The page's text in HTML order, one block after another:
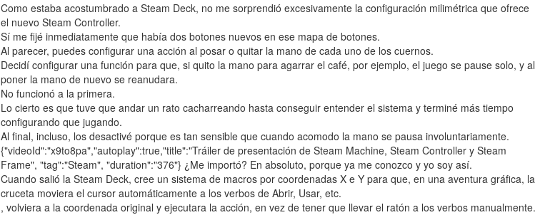
Como estaba acostumbrado a Steam Deck, no me sorprendió excesivamente la configuración milimétrica que ofrece
el nuevo Steam Controller.
Sí me fijé inmediatamente que había dos botones nuevos en ese mapa de botones.
Al parecer, puedes configurar una acción al posar o quitar la mano de cada uno de los cuernos.
Decidí configurar una función para que, si quito la mano para agarrar el café, por ejemplo, el juego se pause solo, y al
poner la mano de nuevo se reanudara.
No funcionó a la primera.
Lo cierto es que tuve que andar un rato cacharreando hasta conseguir entender el sistema y terminé más tiempo
configurando que jugando.
Al final, incluso, los desactivé porque es tan sensible que cuando acomodo la mano se pausa involuntariamente.
{"videoId":"x9to8pa","autoplay":true,"title":"Tráiler de presentación de Steam Machine, Steam Controller y Steam
Frame", "tag":"Steam", "duration":"376"} ¿Me importó? En absoluto, porque ya me conozco y yo soy así.
Cuando salió la Steam Deck, cree un sistema de macros por coordenadas X e Y para que, en una aventura gráfica, la
cruceta moviera el cursor automáticamente a los verbos de Abrir, Usar, etc.
, volviera a la coordenada original y ejecutara la acción, en vez de tener que llevar el ratón a los verbos manualmente.